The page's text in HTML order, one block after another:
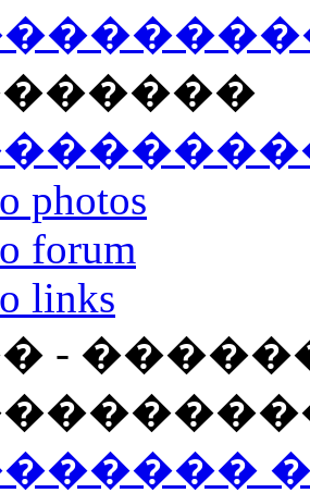
photos
forum
links
-